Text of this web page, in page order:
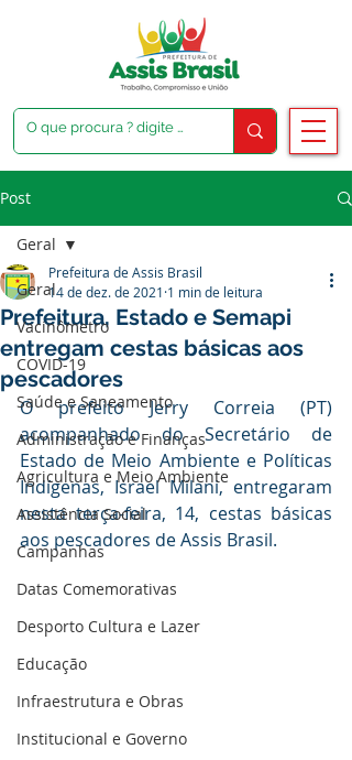
Post
Geral
Vacinômetro
COVID-19
Saúde e Saneamento
Administração e Finanças
Agricultura e Meio Ambiente
Assistência Social
Campanhas
Datas Comemorativas
Desporto Cultura e Lazer
Educação
Infraestrutura e Obras
Institucional e Governo
Geral
Prefeitura, Estado e Semapi
entregam cestas básicas aos
pescadores
Prefeitura de Assis Brasil
14 de dez. de 2021 1 min de leitura
O prefeito Jerry Correia (PT)
acompanhado do Secretário de
Estado de Meio Ambiente e Políticas
Indígenas, Israel Milani, entregaram
nesta terça-feira, 14, cestas básicas
aos pescadores de Assis Brasil.